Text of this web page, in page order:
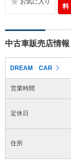
料
中古車販売店情報
DREAM CAR
営業時間
定休日
住所